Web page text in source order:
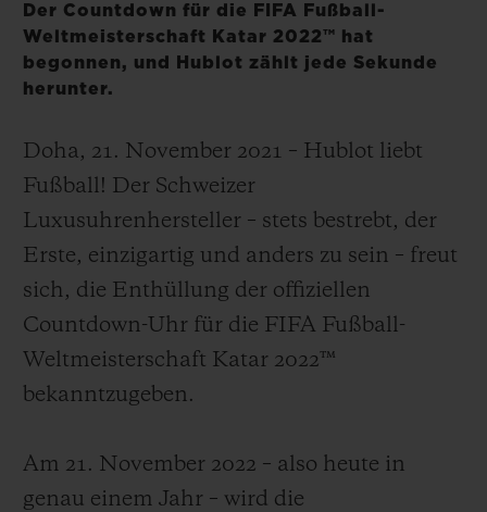
Der Countdown für die FIFA Fußball-
Weltmeisterschaft Katar 2022™ hat
begonnen, und Hublot zählt jede Sekunde
herunter.
Doha, 21. November 2021 – Hublot liebt
Fußball! Der Schweizer
Luxusuhrenhersteller – stets bestrebt, der
Erste, einzigartig und anders zu sein – freut
sich, die Enthüllung der offiziellen
Countdown-Uhr für die FIFA Fußball-
Weltmeisterschaft Katar 2022™
bekanntzugeben.
Am 21. November 2022 – also heute in
genau einem Jahr – wird die
VORAUSSICHTLICHE LIEFERZEIT
GESCHENKBEUTEL
KONTAKT